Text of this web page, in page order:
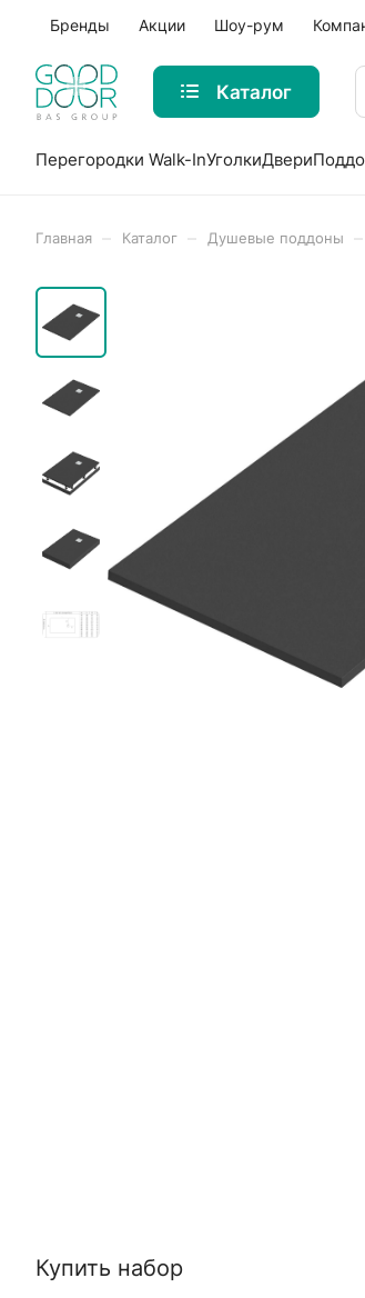
Бренды Акции Шоу-рум
Каталог
Перегородки Walk-InУголкиДвери
Главная Каталог Душевые поддоны
Купить набор